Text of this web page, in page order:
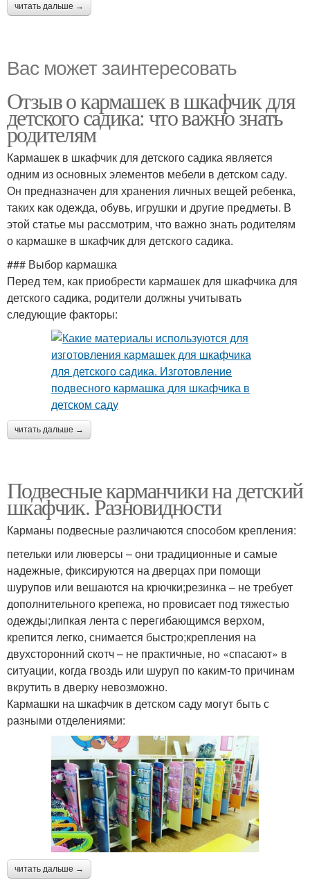
читать дальше →
Вас может заинтересовать
Отзыв о кармашек в шкафчик для
детского садика: что важно знать
родителям
Кармашек в шкафчик для детского садика является
одним из основных элементов мебели в детском саду.
Он предназначен для хранения личных вещей ребенка,
таких как одежда, обувь, игрушки и другие предметы. В
этой статье мы рассмотрим, что важно знать родителям
о кармашке в шкафчик для детского садика.
### Выбор кармашка
Перед тем, как приобрести кармашек для шкафчика для
детского садика, родители должны учитывать
следующие факторы:
читать дальше →
Подвесные карманчики на детский
шкафчик. Разновидности
Карманы подвесные различаются способом крепления:
петельки или люверсы – они традиционные и самые
надежные, фиксируются на дверцах при помощи
шурупов или вешаются на крючки;резинка – не требует
дополнительного крепежа, но провисает под тяжестью
одежды;липкая лента с перегибающимся верхом,
крепится легко, снимается быстро;крепления на
двухсторонний скотч – не практичные, но «спасают» в
ситуации, когда гвоздь или шуруп по каким-то причинам
вкрутить в дверку невозможно.
Кармашки на шкафчик в детском саду могут быть с
разными отделениями:
читать дальше →